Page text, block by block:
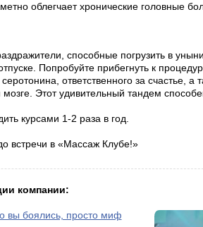
облегчает хронические головные
способные погрузить в
Попробуйте прибегнуть к
ответственного за счастье, а
Этот удивительный тандем
курсами 1-2 раза в год.
встречи в «Массаж Клубе!»
компании:
вы боялись, просто миф